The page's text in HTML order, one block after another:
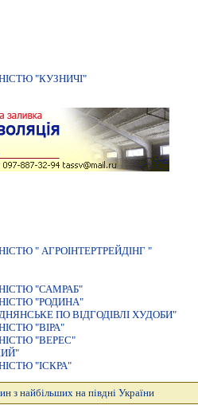
"КУЗНИЧІ"
" АГРОІНТЕРТРЕЙДІНГ "
"САМРАБ"
"РОДИНА"
ПО ВIДГОДIВЛI ХУДОБИ"
"ВIРА"
"ВЕРЕС"
"IСКРА"
з найбільших на півдні України